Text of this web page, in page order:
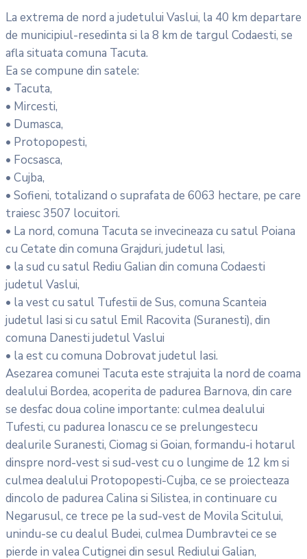
La extrema de nord a judetului Vaslui, la 40 km departare
de municipiul-resedinta si la 8 km de targul Codaesti, se
afla situata comuna Tacuta.
Ea se compune din satele:
• Tacuta,
• Mircesti,
• Dumasca,
• Protopopesti,
• Focsasca,
• Cujba,
• Sofieni, totalizand o suprafata de 6063 hectare, pe care
traiesc 3507 locuitori.
• La nord, comuna Tacuta se invecineaza cu satul Poiana
cu Cetate din comuna Grajduri, judetul Iasi,
• la sud cu satul Rediu Galian din comuna Codaesti
judetul Vaslui,
• la vest cu satul Tufestii de Sus, comuna Scanteia
judetul Iasi si cu satul Emil Racovita (Suranesti), din
comuna Danesti judetul Vaslui
• la est cu comuna Dobrovat judetul Iasi.
Asezarea comunei Tacuta este strajuita la nord de coama
dealului Bordea, acoperita de padurea Barnova, din care
se desfac doua coline importante: culmea dealului
Tufesti, cu padurea Ionascu ce se prelungestecu
dealurile Suranesti, Ciomag si Goian, formandu-i hotarul
dinspre nord-vest si sud-vest cu o lungime de 12 km si
culmea dealului Protopopesti-Cujba, ce se proiecteaza
dincolo de padurea Calina si Silistea, in continuare cu
Negarusul, ce trece pe la sud-vest de Movila Scitului,
unindu-se cu dealul Budei, culmea Dumbravtei ce se
pierde in valea Cutignei din sesul Rediului Galian,